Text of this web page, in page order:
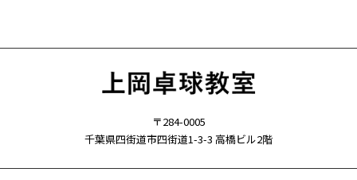
〒284-0005
千葉県四街道市四街道1-3-3 高橋ビル2階